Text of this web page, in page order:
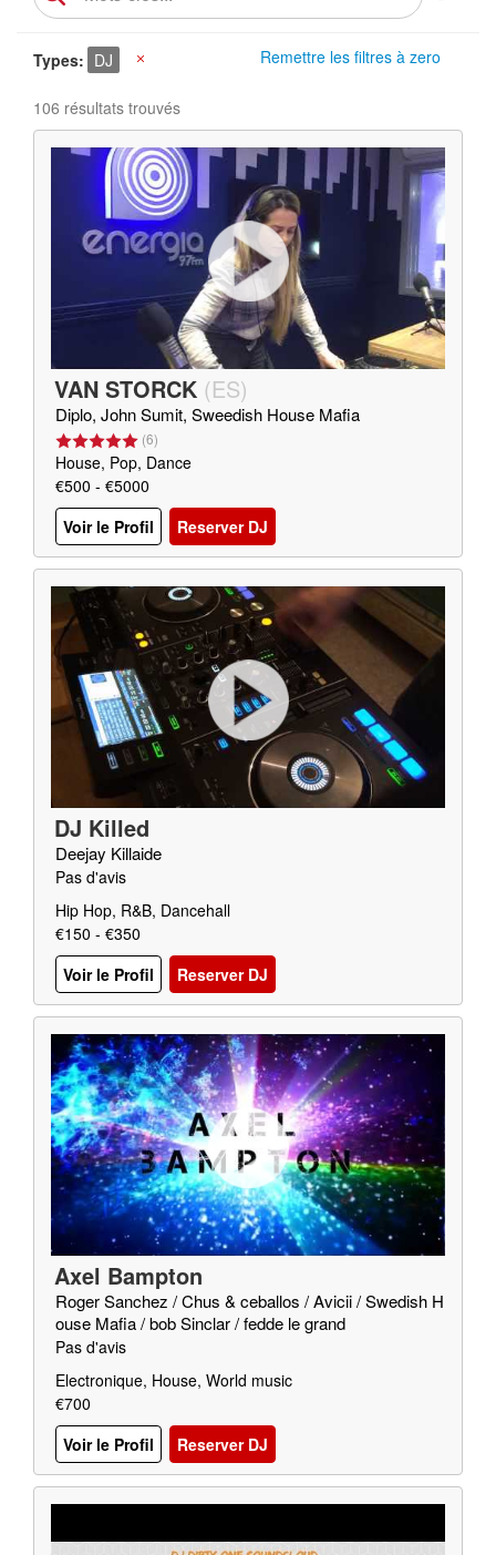
Remettre les filtres à zero
Types DJ
106 résultats trouvés
VAN STORCK (ES)
Diplo, John Sumit, Sweedish House Mafia
(6)
House, Pop, Dance
€500 - €5000
Voir le Profil
Reserver DJ
DJ Killed
Deejay Killaide
Pas d'avis
Hip Hop, R&B, Dancehall
€150 - €350
Voir le Profil
Reserver DJ
Axel Bampton
Roger Sanchez / Chus & ceballos / Avicii / Swedish H
ouse Mafia / bob Sinclar / fedde le grand
Pas d'avis
Electronique, House, World music
€700
Voir le Profil
Reserver DJ